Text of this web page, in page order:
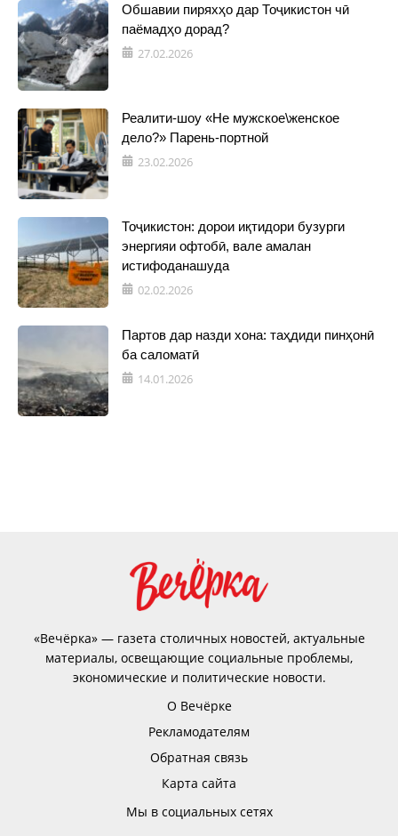
Обшавии пиряхҳо дар Тоҷикистон чӣ
паёмадҳо дорад?
27.02.2026
Реалити-шоу «Не мужское\женское
дело?» Парень-портной
23.02.2026
Тоҷикистон: дорои иқтидори бузурги
энергияи офтобӣ, вале амалан
истифоданашуда
02.02.2026
Партов дар назди хона: таҳдиди пинҳонӣ
ба саломатӣ
14.01.2026
«Вечёрка» — газета столичных новостей, актуальные
материалы, освещающие социальные проблемы,
экономические и политические новости.
О Вечёрке
Рекламодателям
Обратная связь
Карта сайта
Мы в социальных сетях